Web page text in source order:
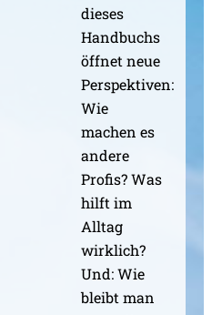
dieses
Handbuchs
öffnet neue
Perspektiven:
Wie
machen es
andere
Profis? Was
hilft im
Alltag
wirklich?
Und: Wie
bleibt man